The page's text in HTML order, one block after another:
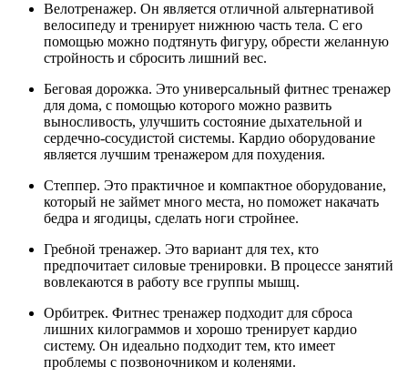
Велотренажер. Он является отличной альтернативой
велосипеду и тренирует нижнюю часть тела. С его
помощью можно подтянуть фигуру, обрести желанную
стройность и сбросить лишний вес.
Беговая дорожка. Это универсальный фитнес тренажер
для дома, с помощью которого можно развить
выносливость, улучшить состояние дыхательной и
сердечно-сосудистой системы. Кардио оборудование
является лучшим тренажером для похудения.
Степпер. Это практичное и компактное оборудование,
который не займет много места, но поможет накачать
бедра и ягодицы, сделать ноги стройнее.
Гребной тренажер. Это вариант для тех, кто
предпочитает силовые тренировки. В процессе занятий
вовлекаются в работу все группы мышц.
Орбитрек. Фитнес тренажер подходит для сброса
лишних килограммов и хорошо тренирует кардио
систему. Он идеально подходит тем, кто имеет
проблемы с позвоночником и коленями.